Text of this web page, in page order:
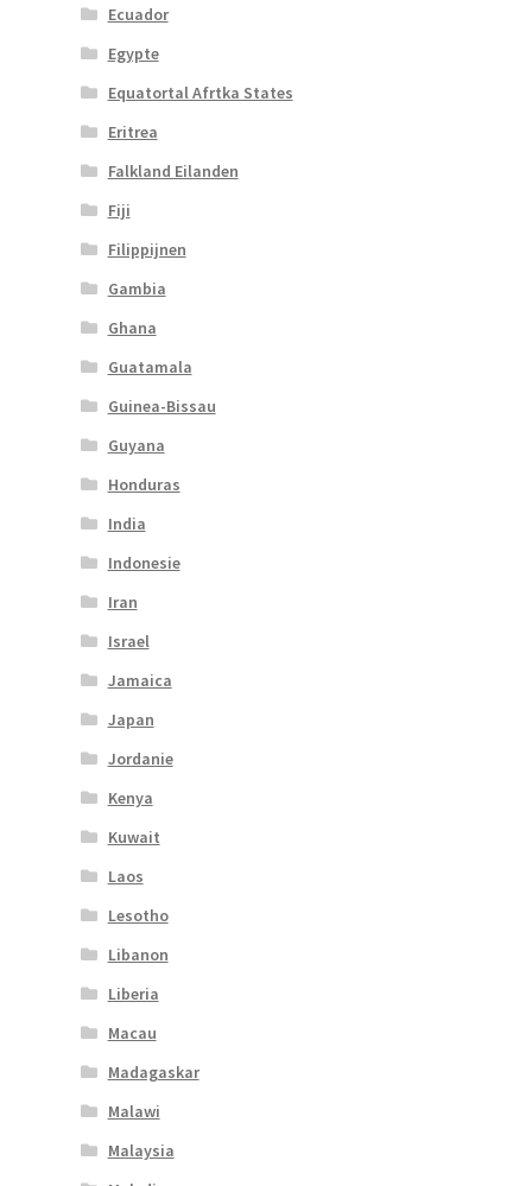
Ecuador
Egypte
Equatortal Afrtka States
Eritrea
Falkland Eilanden
Fiji
Filippijnen
Gambia
Ghana
Guatamala
Guinea-Bissau
Guyana
Honduras
India
Indonesie
Iran
Israel
Jamaica
Japan
Jordanie
Kenya
Kuwait
Laos
Lesotho
Libanon
Liberia
Macau
Madagaskar
Malawi
Malaysia